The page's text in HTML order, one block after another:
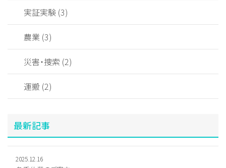
実証実験 (3)
農業 (3)
災害・捜索 (2)
運搬 (2)
最新記事
2025.12.16